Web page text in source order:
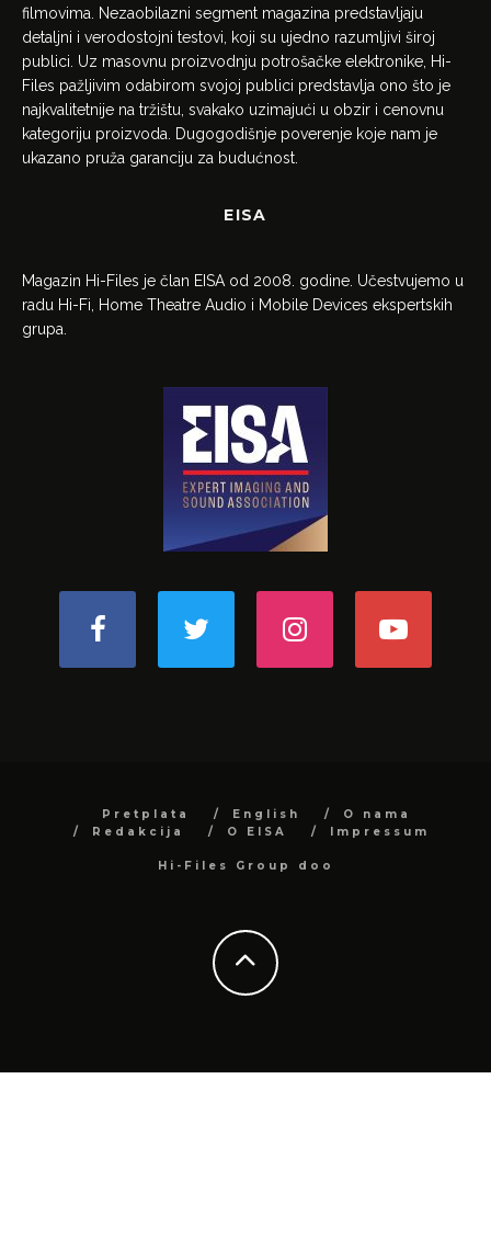
filmovima. Nezaobilazni segment magazina predstavljaju
detaljni i verodostojni testovi, koji su ujedno razumljivi široj
publici. Uz masovnu proizvodnju potrošačke elektronike, Hi-
Files pažljivim odabirom svojoj publici predstavlja ono što je
najkvalitetnije na tržištu, svakako uzimajući u obzir i cenovnu
kategoriju proizvoda. Dugogodišnje poverenje koje nam je
ukazano pruža garanciju za budućnost.
EISA
Magazin Hi-Files je član EISA od 2008. godine. Učestvujemo u
radu Hi-Fi, Home Theatre Audio i Mobile Devices ekspertskih
grupa.
Pretplata English
O nama
Redakcija
O EISA Impressum
Hi-Files Group doo